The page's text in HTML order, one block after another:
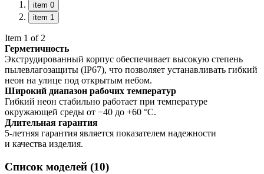
item 0
item 1
Item 1 of 2
Герметичность
Экструдированный корпус обеспечивает высокую степень
пылевлагозащиты (IP67), что позволяет устанавливать гибкий
неон на улице под открытым небом.
Широкий диапазон рабочих температур
Гибкий неон стабильно работает при температуре
окружающей среды от −40 до +60 °C.
Длительная гарантия
5-летняя гарантия является показателем надежности
и качества изделия.
Список моделей (10)